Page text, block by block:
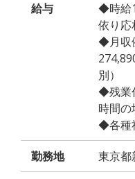
給与
◆時給
依り応
◆月収
別）
◆残業
時間
◆各種
勤務地 東京都